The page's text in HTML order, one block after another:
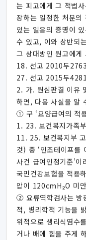
는 피고에게 그 적법
장하는 일정한 처분의
있는 일응의 증명이
수 있고, 이와 상반되
그 상대방인 원고에
18. 선고 2010두
27. 선고 2015두
2. 가. 원심판결 이유
하면, 다음 사실을 알
① 구 ‘요양급여의 적
1. 23. 보건복지가족
11. 25. 보건복지부
것) 중 ‘인조테이프를
사건 급여인정기준’
국민건강보험을 적용
압이 120cmH₂O 미
② 요류역학검사는 방
적, 병리학적 기능을
위적으로 생리식염수
거나 배에 힘을 주게